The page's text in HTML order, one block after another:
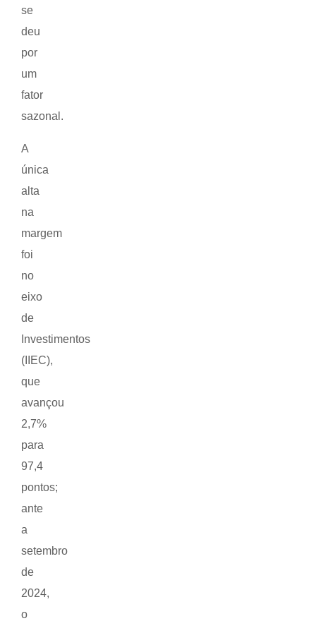
se
deu
por
um
fator
sazonal.
A
única
alta
na
margem
foi
no
eixo
de
Investimentos
(IIEC),
que
avançou
2,7%
para
97,4
pontos;
ante
a
setembro
de
2024,
o